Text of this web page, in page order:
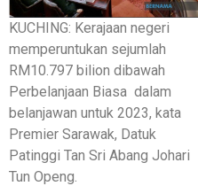
KUCHING: Kerajaan negeri
memperuntukan sejumlah
RM10.797 bilion dibawah
Perbelanjaan Biasa dalam
belanjawan untuk 2023, kata
Premier Sarawak, Datuk
Patinggi Tan Sri Abang Johari
Tun Openg.